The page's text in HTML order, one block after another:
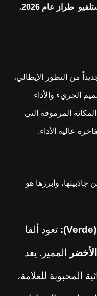
طراز عام 2026 ،
من التطور الإيطالي،
الجريء والأداء
المرموقة التي
عالية الأداء.
وأبرزها هو
Verde
): تعود ألفا
المميز. يعد
المحبوبة للعلامة،